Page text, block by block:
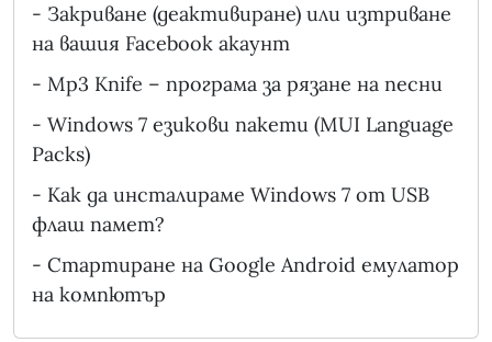
- Закриване (деактивиране) или изтриване
на вашия Facebook акаунт
- Mp3 Knife – програма за рязане на песни
- Windows 7 езикови пакети (MUI Language
Packs)
- Как да инсталираме Windows 7 от USB
флаш памет?
- Стартиране на Google Android емулатор
на компютър